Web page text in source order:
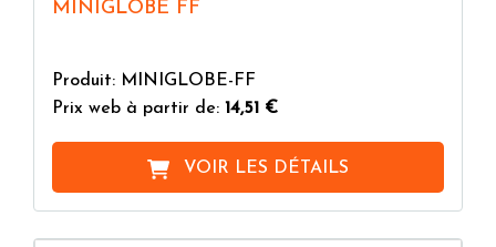
MINIGLOBE FF
Produit: MINIGLOBE-FF
Prix web à partir de: 14,51 €
VOIR LES DÉTAILS